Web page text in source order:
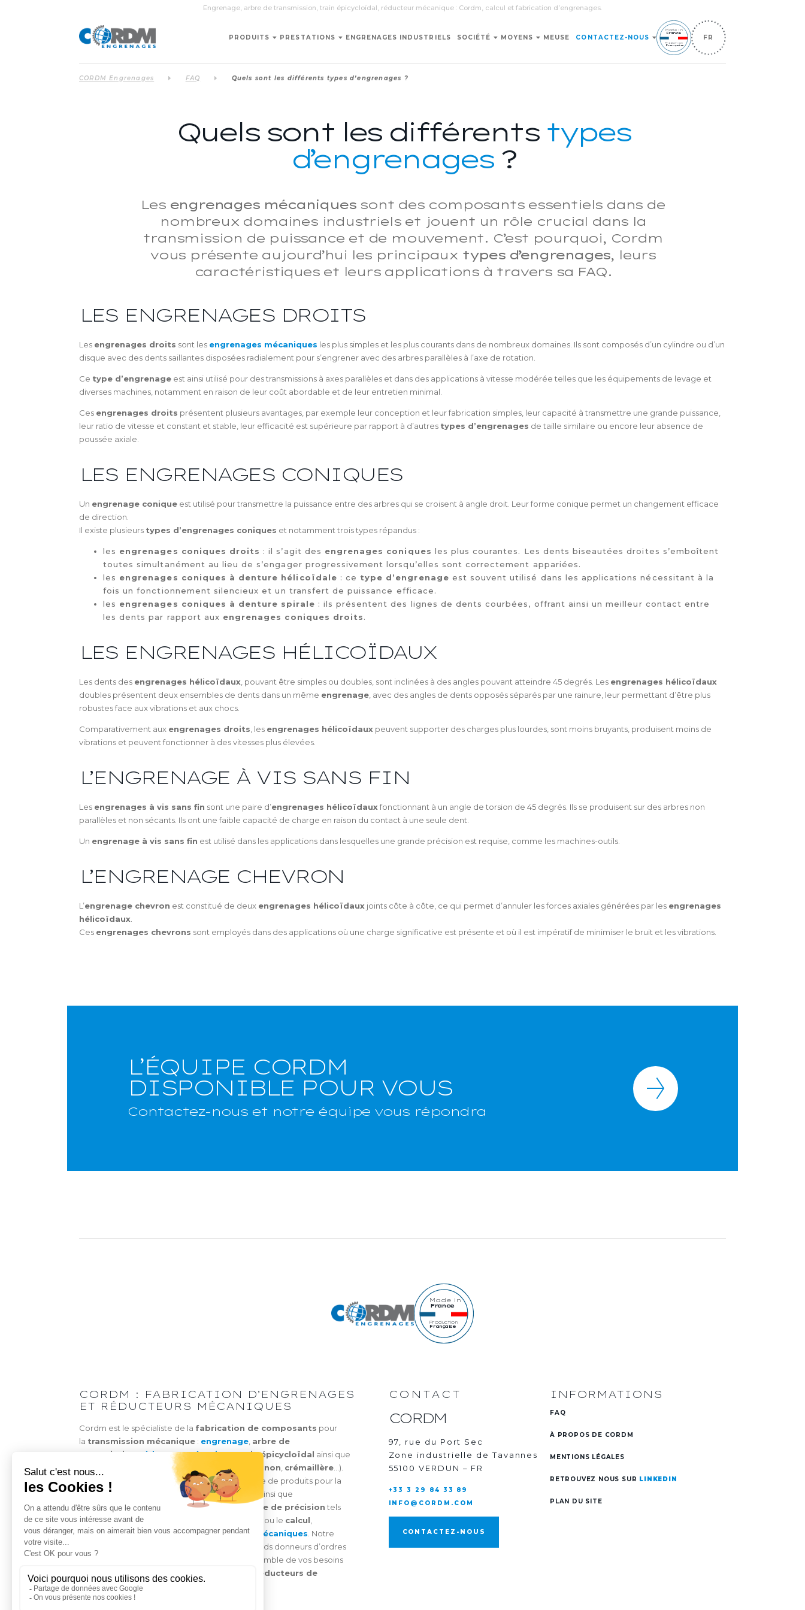
Engrenage, arbre de transmission, train épicycloïdal, réducteur mécanique : Cordm, calcul et fabrication d’engrenages.
PRODUITS PRESTATIONS ENGRENAGES INDUSTRIELS SOCIÉTÉ MOYENS MEUSE CONTACTEZ-NOUS
Production
Française
Made in
France
FR
CORDM Engrenages FAQ Quels sont les différents types d’engrenages ?
Quels sont les différents types
d’engrenages?
Les engrenages mécaniquessont des composants essentiels dans de
nombreux domaines industriels et jouent un rôle crucial dans la
transmission de puissance et de mouvement. C’est pourquoi, Cordm
vous présente aujourd’hui les principaux types d’engrenages, leurs
caractéristiques et leurs applications à travers sa FAQ.
LES ENGRENAGES DROITS
Les engrenages droits sont les engrenages mécaniques les plus simples et les plus courants dans de nombreux domaines. Ils sont composés d’un cylindre ou d’un
disque avec des dents saillantes disposées radialement pour s’engrener avec des arbres parallèles à l’axe de rotation.
Ce type d’engrenage est ainsi utilisé pour des transmissions à axes parallèles et dans des applications à vitesse modérée telles que les équipements de levage et
diverses machines, notamment en raison de leur coût abordable et de leur entretien minimal.
Ces engrenages droits présentent plusieurs avantages, par exemple leur conception et leur fabrication simples, leur capacité à transmettre une grande puissance,
leur ratio de vitesse et constant et stable, leur efficacité est supérieure par rapport à d’autres types d’engrenages de taille similaire ou encore leur absence de
poussée axiale.
LES ENGRENAGES CONIQUES
Un engrenage conique est utilisé pour transmettre la puissance entre des arbres qui se croisent à angle droit. Leur forme conique permet un changement efficace
de direction.
Il existe plusieurs types d’engrenages coniques et notamment trois types répandus :
les engrenages coniques droits : il s’agit des engrenages coniques les plus courantes. Les dents biseautées droites s’emboîtent
toutes simultanément au lieu de s’engager progressivement lorsqu’elles sont correctement appariées.
les engrenages coniques à denture hélicoïdale : ce type d’engrenage est souvent utilisé dans les applications nécessitant à la
fois un fonctionnement silencieux et un transfert de puissance efficace.
les engrenages coniques à denture spirale : ils présentent des lignes de dents courbées, offrant ainsi un meilleur contact entre
les dents par rapport aux engrenages coniques droits.
LES ENGRENAGES HÉLICOÏDAUX
Les dents des engrenages hélicoïdaux , pouvant être simples ou doubles, sont inclinées à des angles pouvant atteindre 45 degrés. Les engrenages hélicoïdaux
doubles présentent deux ensembles de dents dans un même engrenage , avec des angles de dents opposés séparés par une rainure, leur permettant d’être plus
robustes face aux vibrations et aux chocs.
Comparativement aux engrenages droits , les engrenages hélicoïdaux peuvent supporter des charges plus lourdes, sont moins bruyants, produisent moins de
vibrations et peuvent fonctionner à des vitesses plus élevées.
L’ENGRENAGE À VIS SANS FIN
Les engrenages à vis sans fin sont une paire d’engrenages hélicoïdauxfonctionnant à un angle de torsion de 45 degrés. Ils se produisent sur des arbres non
parallèles et non sécants. Ils ont une faible capacité de charge en raison du contact à une seule dent.
Un engrenage à vis sans fin est utilisé dans les applications dans lesquelles une grande précision est requise, comme les machines-outils.
L’ENGRENAGE CHEVRON
L’engrenage chevron est constitué de deux engrenages hélicoïdaux joints côte à côte, ce qui permet d’annuler les forces axiales générées par les engrenages
hélicoïdaux
Ces engrenages chevrons sont employés dans des applications où une charge significative est présente et où il est impératif de minimiser le bruit et les vibrations.
L’ÉQUIPE CORDM
DISPONIBLE POUR VOUS
Contactez-nous et notre équipe vous répondra
Production
Française
Made in
France
CORDM : FABRICATION D’ENGRENAGES
ET RÉDUCTEURS MÉCANIQUES
Cordm est le spécialiste de la fabrication de composants pour
la transmission mécanique : engrenage arbre de
transmission
réducteur mécanique,train épicycloïdal ainsi que
de nombreuses pièces de rechange ( roue pignon crémaillère …).
Notre société vous propose une offre complète de produits pour la
réalisation de vos
chaînes de transmission
, ainsi que
différentsservicesen mécanique industrielle de précision tels
que l’équilibrage d’arbres de transmission ou le calcul
laréparationet letaillage d’engrenages mécaniques . Notre
savoir-faire nous vaut la confiance des plus grands donneurs d’ordres
mondiaux et nous permet de répondre à l’ensemble de vos besoins
engrenages coniques arbres cannelés
réducteurs de
vitesseet bien plus encore.
CONTACT
CORDM
97, rue du Port Sec
Zone industrielle de Tavannes
55100 VERDUN – FR
+33 3 29 84 33 89
INFO@CORDM.COM
CONTACTEZ-NOUS
INFORMATIONS
FAQ
À PROPOS DE CORDM
MENTIONS LÉGALES
RETROUVEZ NOUS SUR LINKEDIN
PLAN DU SITE